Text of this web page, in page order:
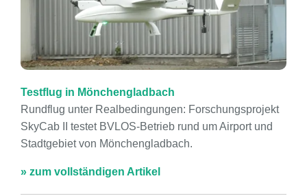
Testflug in Mönchengladbach
Rundflug unter Realbedingungen: Forschungsprojekt
SkyCab II testet BVLOS-Betrieb rund um Airport und
Stadtgebiet von Mönchengladbach.
» zum vollständigen Artikel